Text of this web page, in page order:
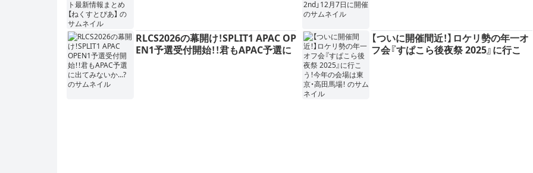
RLCS2026の幕開け！SPLIT1 APAC OP
EN1予選受付開始！！君もAPAC予選に
【ついに開催間近！】ロケリ勢の年一オ
フ会『すぱこら後夜祭 2025』に行こ